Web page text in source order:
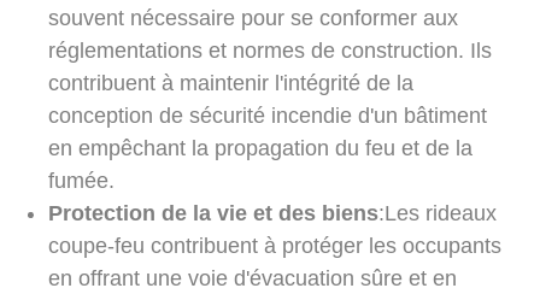
souvent nécessaire pour se conformer aux
réglementations et normes de construction. Ils
contribuent à maintenir l'intégrité de la
conception de sécurité incendie d'un bâtiment
en empêchant la propagation du feu et de la
fumée.
Protection de la vie et des biens:Les rideaux
coupe-feu contribuent à protéger les occupants
en offrant une voie d'évacuation sûre et en